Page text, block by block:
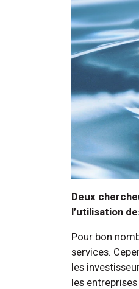
Deux
l’utilisation
Pour bon
services.
les
les